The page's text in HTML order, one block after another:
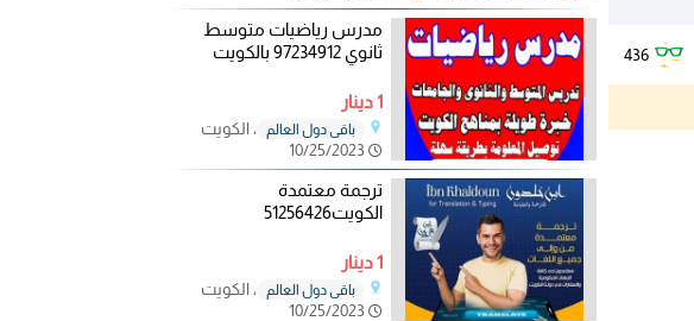
436
مدرس رياضيات متوسط
ثانوي 97234912 بالكويت
1 دينار
باقي دول العالم
، الكويت
10/25/2023
ترجمة معتمدة
الكويت51256426
1 دينار
باقي دول العالم
، الكويت
10/25/2023